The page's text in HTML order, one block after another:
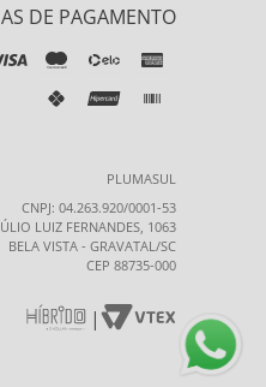
DE PAGAMENTO
PLUMASUL
CNPJ: 04.263.920/0001-53
LUIZ FERNANDES, 1063
BELA VISTA - GRAVATAL/SC
CEP 88735-000
|